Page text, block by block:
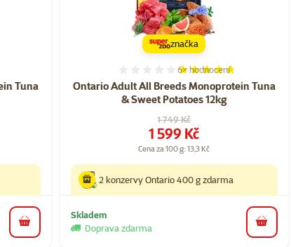
Tuna
do košíku
Ontario Adult All Breeds Monoprotein Tuna
& Sweet Potatoes 12kg
Hodnocení 93%, počet
6× hodnocení
Původní cena
1 749 Kč
Cena
1 599 Kč
Cena za 100 g: 13,3 Kč
značka
2 konzervy Ontario 400 g zdarma
Skladem
Doprava zdarma
do